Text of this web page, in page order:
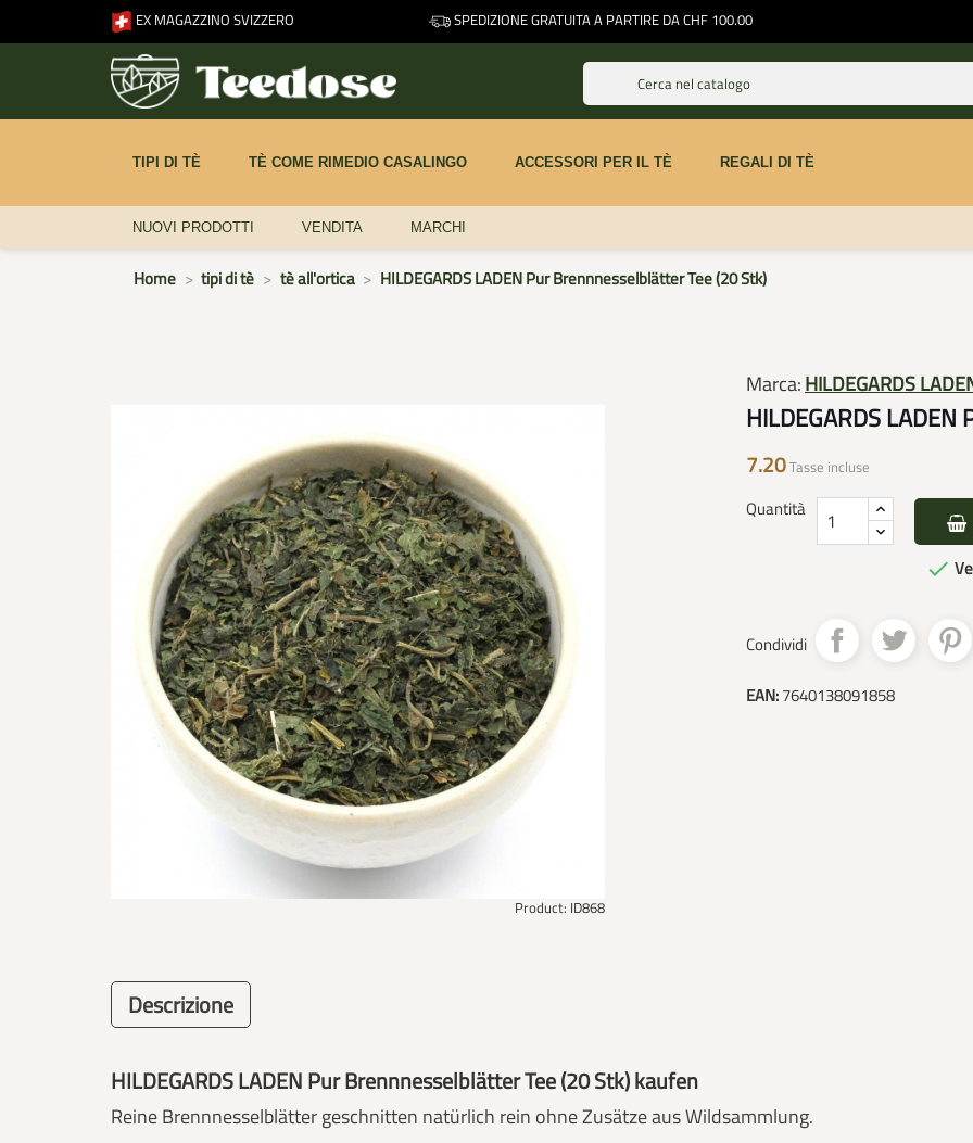
EX MAGAZZINO SVIZZERO SPEDIZIONE GRATUITA A PARTIRE DA CHF 100.00
TIPI DI TÈ TÈ COME RIMEDIO CASALINGO ACCESSORI PER IL TÈ REGALI DI TÈ
NUOVI PRODOTTI VENDITA MARCHI
Home tipi di tè tè all'ortica HILDEGARDS LADEN Pur Brennnesselblätter Tee (20 Stk)
Marca:HILDEGARDS
Product: ID868
HILDEGARDS
7.20Tasse incluse
Quantità

Condividi
EAN:7640138091858
Descrizione
HILDEGARDS LADEN Pur Brennnesselblätter Tee (20 Stk) kaufen
Reine Brennnesselblätter geschnitten natürlich rein ohne Zusätze aus Wildsammlung.